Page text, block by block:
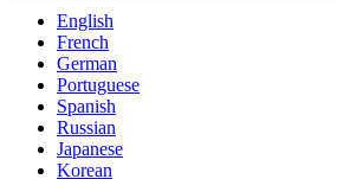
English
French
German
Portuguese
Spanish
Russian
Japanese
Korean